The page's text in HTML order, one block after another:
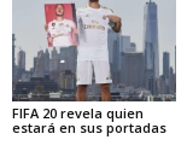
FIFA 20 revela quien
estará en sus portadas